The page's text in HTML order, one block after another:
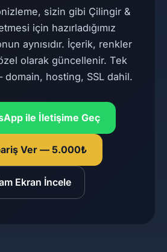
sizin gibi Çilingir &
için hazırladığımız
aynısıdır. İçerik, renkler
olarak güncellenir. Tek
hosting, SSL dahil.
ile İletişime Geç
Ver — 5.000₺
Ekran İncele